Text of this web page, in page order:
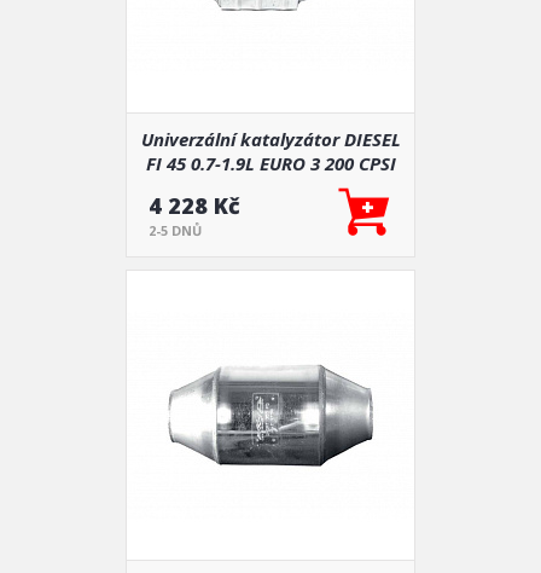
Univerzální katalyzátor DIESEL
FI 45 0.7-1.9L EURO 3 200 CPSI
4 228 Kč
2-5 DNŮ